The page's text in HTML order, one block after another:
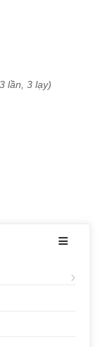
lần, 3 lạy)